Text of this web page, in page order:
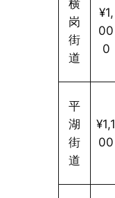
横
岗
街
道
¥1,
00
0
平
湖
街
道
¥1,1
00